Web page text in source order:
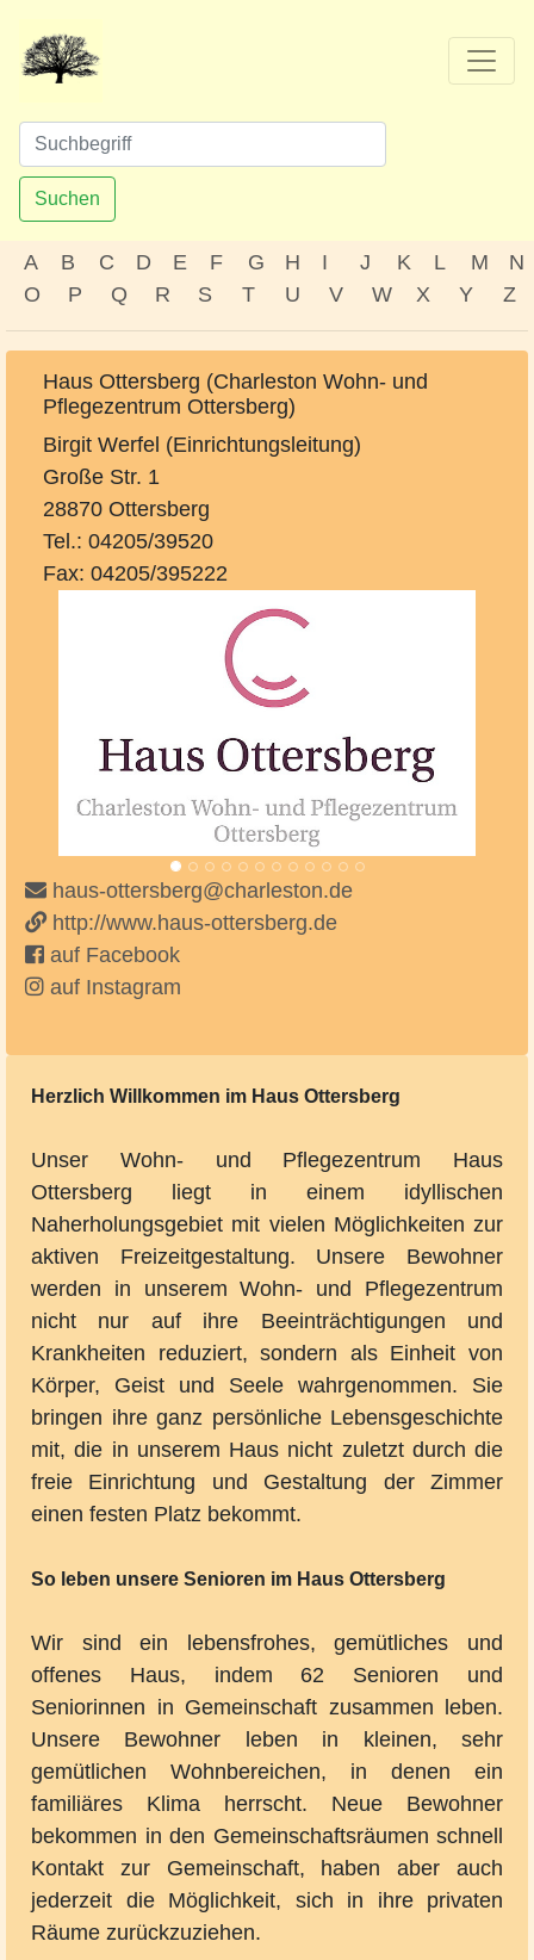
Suchen
A B C D E F G H I J K L M
N
O
P Q R S T U V W X Y Z
Haus Ottersberg (Charleston Wohn- und
Pflegezentrum Ottersberg)
Birgit Werfel (Einrichtungsleitung)
Große Str. 1
28870 Ottersberg
Tel.: 04205/39520
Fax: 04205/395222
Vorheriges
haus-ottersberg@charleston.de
http://www.haus-ottersberg.de
auf Facebook
auf Instagram
Herzlich Willkommen im Haus Ottersberg
Unser Wohn- und Pflegezentrum Haus
Ottersberg liegt in einem idyllischen
Naherholungsgebiet mit vielen Möglichkeiten zur
aktiven Freizeitgestaltung. Unsere Bewohner
werden in unserem Wohn- und Pflegezentrum
nicht nur auf ihre Beeinträchtigungen und
Krankheiten reduziert, sondern als Einheit von
Körper, Geist und Seele wahrgenommen. Sie
bringen ihre ganz persönliche Lebensgeschichte
mit, die in unserem Haus nicht zuletzt durch die
freie Einrichtung und Gestaltung der Zimmer
einen festen Platz bekommt.
So leben unsere Senioren im Haus Ottersberg
Wir sind ein lebensfrohes, gemütliches und
offenes Haus, indem 62 Senioren und
Seniorinnen in Gemeinschaft zusammen leben.
Unsere Bewohner leben in kleinen, sehr
gemütlichen Wohnbereichen, in denen ein
familiäres Klima herrscht. Neue Bewohner
bekommen in den Gemeinschaftsräumen schnell
Kontakt zur Gemeinschaft, haben aber auch
jederzeit die Möglichkeit, sich in ihre privaten
Räume zurückzuziehen.